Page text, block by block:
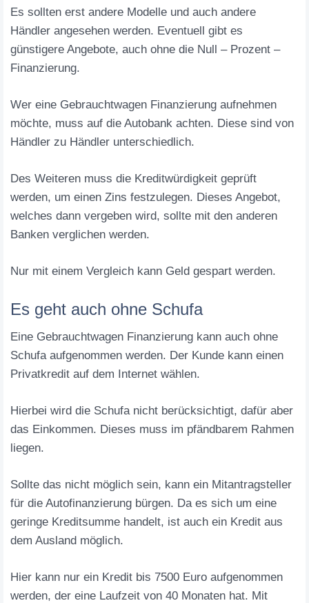
Es sollten erst andere Modelle und auch andere
Händler angesehen werden. Eventuell gibt es
günstigere Angebote, auch ohne die Null – Prozent –
Finanzierung.
Wer eine Gebrauchtwagen Finanzierung aufnehmen
möchte, muss auf die Autobank achten. Diese sind von
Händler zu Händler unterschiedlich.
Des Weiteren muss die Kreditwürdigkeit geprüft
werden, um einen Zins festzulegen. Dieses Angebot,
welches dann vergeben wird, sollte mit den anderen
Banken verglichen werden.
Nur mit einem Vergleich kann Geld gespart werden.
Es geht auch ohne Schufa
Eine Gebrauchtwagen Finanzierung kann auch ohne
Schufa aufgenommen werden. Der Kunde kann einen
Privatkredit auf dem Internet wählen.
Hierbei wird die Schufa nicht berücksichtigt, dafür aber
das Einkommen. Dieses muss im pfändbarem Rahmen
liegen.
Sollte das nicht möglich sein, kann ein Mitantragsteller
für die Autofinanzierung bürgen. Da es sich um eine
geringe Kreditsumme handelt, ist auch ein Kredit aus
dem Ausland möglich.
Hier kann nur ein Kredit bis 7500 Euro aufgenommen
werden, der eine Laufzeit von 40 Monaten hat. Mit